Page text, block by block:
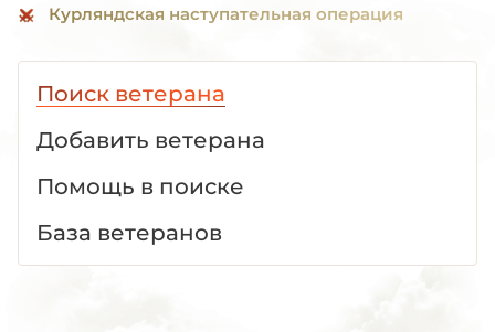
Курляндская наступательная операция
Поиск ветерана
Добавить ветерана
Помощь в поиске
База ветеранов